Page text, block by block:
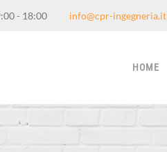
- 18:00 info@cpr-ingegneria.it
HOME